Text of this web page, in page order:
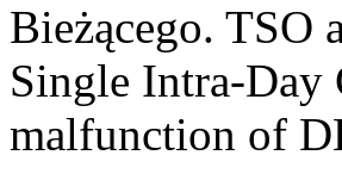
Bieżącego. TSO
Single Intra-Day
malfunction of